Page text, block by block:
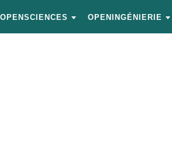
OPENSCIENCES OPENINGÉNIERIE